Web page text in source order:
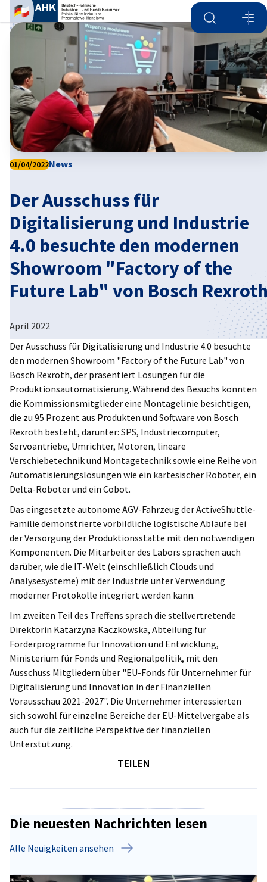
Suche öffnen
Poland
Der Ausschuss für
Digitalisierung und Industrie
4.0 besuchte den modernen
Showroom "Factory of the
Future Lab" von Bosch
01/04/2022News
April 2022
Der Ausschuss für Digitalisierung und Industrie 4.0 besuchte
den modernen Showroom "Factory of the Future Lab" von
Bosch Rexroth, der präsentiert Lösungen für die
Produktionsautomatisierung. Während des Besuchs konnten
die Kommissionsmitglieder eine Montagelinie besichtigen,
die zu 95 Prozent aus Produkten und Software von Bosch
Rexroth besteht, darunter: SPS, Industriecomputer,
Servoantriebe, Umrichter, Motoren, lineare
Verschiebetechnik und Montagetechnik sowie eine Reihe von
Automatisierungslösungen wie ein kartesischer Roboter, ein
Delta-Roboter und ein Cobot.
Das eingesetzte autonome AGV-Fahrzeug der ActiveShuttle-
Familie demonstrierte vorbildliche logistische Abläufe bei
der Versorgung der Produktionsstätte mit den notwendigen
Komponenten. Die Mitarbeiter des Labors sprachen auch
darüber, wie die IT-Welt (einschließlich Clouds und
Analysesysteme) mit der Industrie unter Verwendung
moderner Protokolle integriert werden kann.
Im zweiten Teil des Treffens sprach die stellvertretende
Direktorin Katarzyna Kaczkowska, Abteilung für
Förderprogramme für Innovation und Entwicklung,
Ministerium für Fonds und Regionalpolitik, mit den
Ausschuss Mitgliedern über "EU-Fonds für Unternehmer für
Digitalisierung und Innovation in der Finanziellen
Vorausschau 2021-2027". Die Unternehmer interessierten
sich sowohl für einzelne Bereiche der EU-Mittelvergabe als
auch für die zeitliche Perspektive der finanziellen
Unterstützung.
TEILEN
Auf Facebook teilen
Auf LinkedIn teilen
Auf X teilenAuf Xing teilen
Die neuesten Nachrichten lesen
Alle Neuigkeiten ansehen